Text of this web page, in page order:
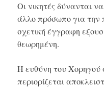
Οι νικητές δύνανται
άλλο πρόσωπο για την
σχετική έγγραφη
θεωρημένη.
Η ευθύνη του Χορηγού
περιορίζεται